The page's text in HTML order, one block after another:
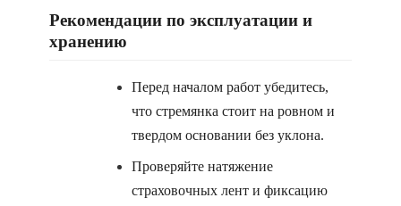
Рекомендации по эксплуатации и
хранению
Перед началом работ убедитесь,
что стремянка стоит на ровном и
твердом основании без уклона.
Проверяйте натяжение
страховочных лент и фиксацию